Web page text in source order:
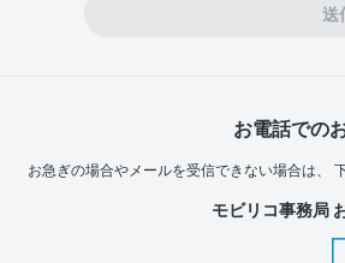
送
お電話での
お急ぎの場合やメールを受信できない場合は、
モビリコ事務局